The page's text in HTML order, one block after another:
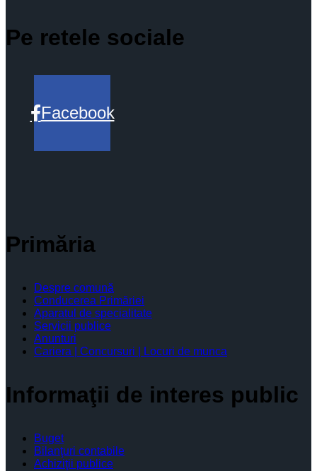
Pe retele sociale
Facebook
Primăria
Despre comună
Conducerea Primăriei
Aparatul de specialitate
Servicii publice
Anunturi
Cariera | Concursuri | Locuri de munca
Informaţii de interes public
Buget
Bilanţuri contabile
Achiziţii publice